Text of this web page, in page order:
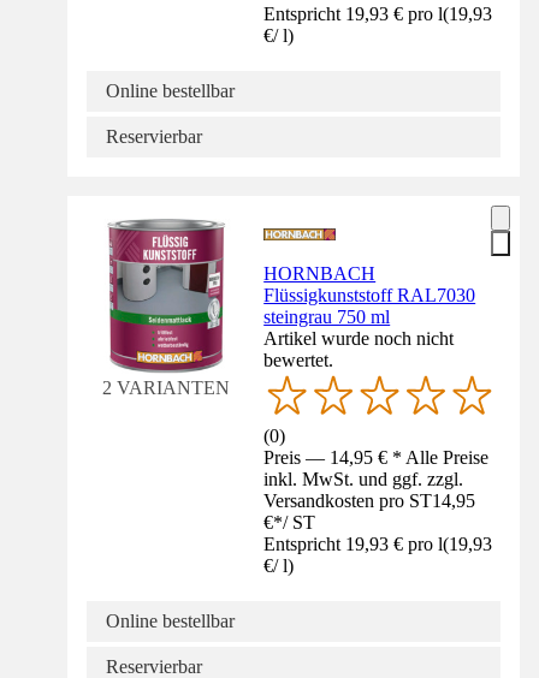
Entspricht 19,93 € pro l(19,93
€/ l)
Online bestellbar
Reservierbar
2 VARIANTEN
HORNBACH
Flüssigkunststoff RAL7030
steingrau 750 ml
Artikel wurde noch nicht
bewertet.
(0)
Preis — 14,95 € * Alle Preise
inkl. MwSt. und ggf. zzgl.
Versandkosten pro ST14,95
€*/ ST
Entspricht 19,93 € pro l(19,93
€/ l)
Online bestellbar
Reservierbar